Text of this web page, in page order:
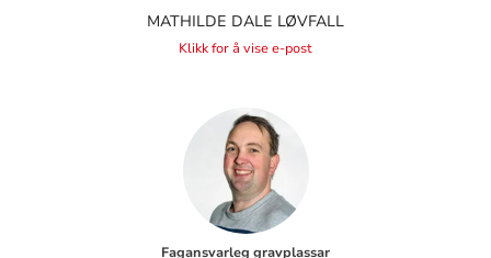
MATHILDE DALE LØVFALL
Klikk for å vise e-post
Fagansvarleg gravplassar